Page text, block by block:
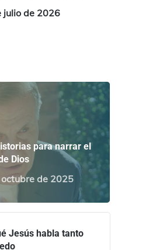
julio de 2026
para narrar el
Dios
de 2025
Jesús habla tanto